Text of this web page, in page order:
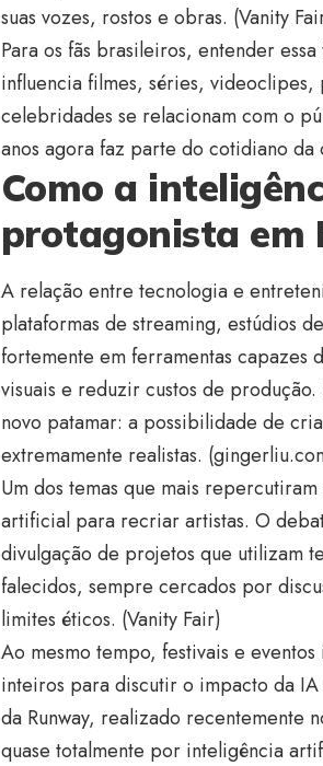
suas vozes, rostos e obras. (Vanity
Para os fãs brasileiros, entender
influencia filmes, séries,
celebridades se relacionam com o
anos agora faz parte do cotidiano da
Como a
protagonista em
A relação entre tecnologia e
plataformas de streaming, estúdios
fortemente em ferramentas
visuais e reduzir custos de
novo patamar: a possibilidade de
extremamente realistas. (
Um dos temas que mais
artificial para recriar artistas. O
divulgação de projetos que utilizam
falecidos, sempre cercados por
limites éticos. (Vanity Fair)
Ao mesmo tempo, festivais e
inteiros para discutir o impacto da
da Runway, realizado recentemente
quase totalmente por inteligência